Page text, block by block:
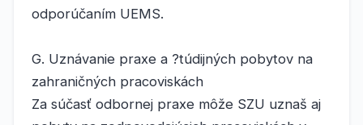
odporúčaním UEMS.
G. Uznávanie praxe a ?túdijných pobytov na
zahraničných pracoviskách
Za súčasť odbornej praxe môže SZU uznaš aj